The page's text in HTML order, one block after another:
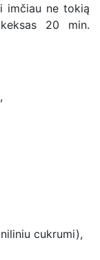
imčiau ne tokią
20 min.
cukrumi),